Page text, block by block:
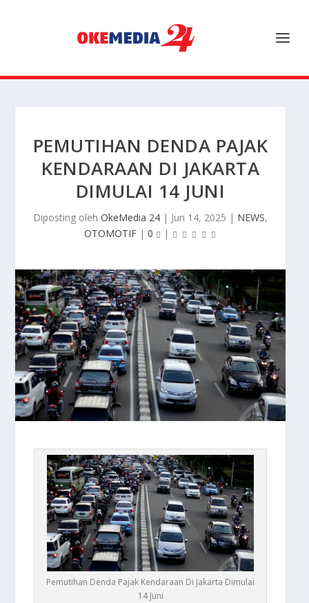
PEMUTIHAN DENDA PAJAK
KENDARAAN DI JAKARTA
DIMULAI 14 JUNI
Diposting oleh OkeMedia 24 | Jun 14, 2025 | NEWS,
OTOMOTIF| 0 |
Pemutihan Denda Pajak Kendaraan Di Jakarta Dimulai
14 Juni